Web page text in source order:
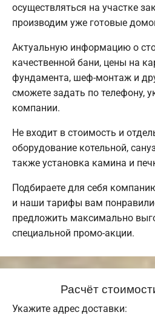
осуществляться на участке
производим уже готовые
Актуальную информацию о
качественной бани, цены на
фундамента, шеф-монтаж и
сможете задать по телефону,
компании.
Не входит в стоимость и
оборудование котельной,
также установка камина и
Подбираете для себя
и наши тарифы вам
предложить максимально
специальной промо-акции.
Расчёт
Укажите адрес доставки: